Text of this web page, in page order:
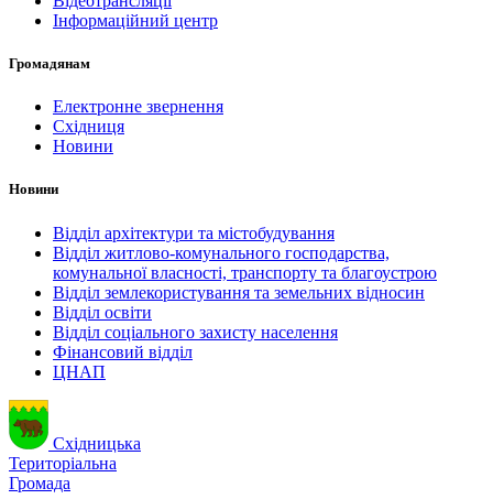
Інформаційний центр
Громадянам
Електронне звернення
Східниця
Новини
Новини
Відділ архітектури та містобудування
Відділ житлово-комунального господарства,
комунальної власності, транспорту та благоустрою
Відділ землекористування та земельних відносин
Відділ освіти
Відділ соціального захисту населення
Фінансовий відділ
ЦНАП
Східницька
Територіальна
Громада